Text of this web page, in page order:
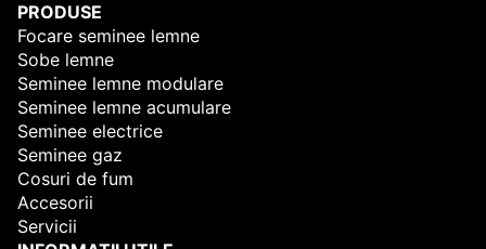
PRODUSE
Focare seminee lemne
Sobe lemne
Seminee lemne modulare
Seminee lemne acumulare
Seminee electrice
Seminee gaz
Cosuri de fum
Accesorii
Servicii